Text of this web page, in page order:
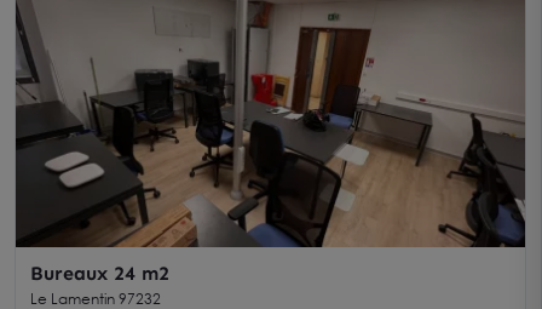
Bureaux 24 m2
Le Lamentin 97232